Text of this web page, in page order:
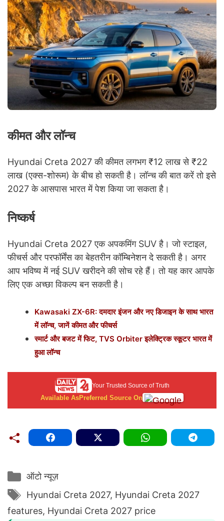
कीमत और लॉन्च
Hyundai Creta 2027 की कीमत लगभग ₹12 लाख से ₹22
लाख (एक्स-शोरूम) के बीच हो सकती है। लॉन्च की बात करें तो इसे
2027 के आसपास भारत में पेश किया जा सकता है।
निष्कर्ष
Hyundai Creta 2027 एक अपकमिंग SUV है। जो स्टाइल,
फीचर्स और परफॉर्मेंस का बेहतरीन कॉम्बिनेशन दे सकती है। अगर
आप भविष्य में नई SUV खरीदने की सोच रहे हैं। तो यह कार आपके
लिए एक अच्छा विकल्प बन सकती है।
Kawasaki ZX-6R: दमदार इंजन और नए डिजाइन के साथ भारत
में लॉन्च, जानें कीमत और फीचर्स
स्मार्ट और बजट में फिट, TVS Orbiter इलेक्ट्रिक स्कूटर भारत में
हुआ लॉन्च
Your Trusted Source of Truth
Available AsPreferred Source On
Categories
ऑटो न्यूज़
Tags
Hyundai Creta 2027, Hyundai Creta 2027
features, Hyundai Creta 2027 price